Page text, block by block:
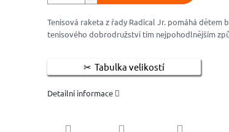
Tenisová raketa z řady Radical Jr. pomáhá dětem
tenisového dobrodružství tím nejpohodlnějším
Tabulka velikostí
Detailní informace